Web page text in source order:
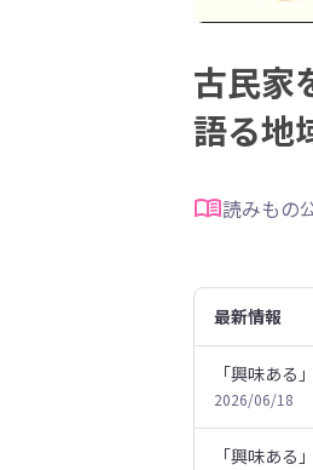
古民家
語る地
読みもの
最新情報
「興味ある
2026/06/18
「興味ある